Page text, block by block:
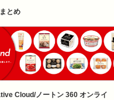
とめ
Cloud/ノートン 360 オンライ